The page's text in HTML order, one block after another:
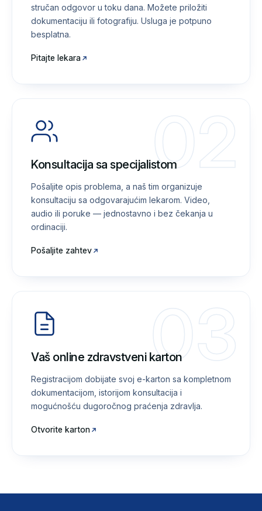
stručan odgovor u toku dana. Možete priložiti
dokumentaciju ili fotografiju. Usluga je potpuno
besplatna.
Pitajte lekara
02
Konsultacija sa specijalistom
Pošaljite opis problema, a naš tim organizuje
konsultaciju sa odgovarajućim lekarom. Video,
audio ili poruke — jednostavno i bez čekanja u
ordinaciji.
Pošaljite zahtev
03
Vaš online zdravstveni karton
Registracijom dobijate svoj e-karton sa kompletnom
dokumentacijom, istorijom konsultacija i
mogućnošću dugoročnog praćenja zdravlja.
Otvorite karton